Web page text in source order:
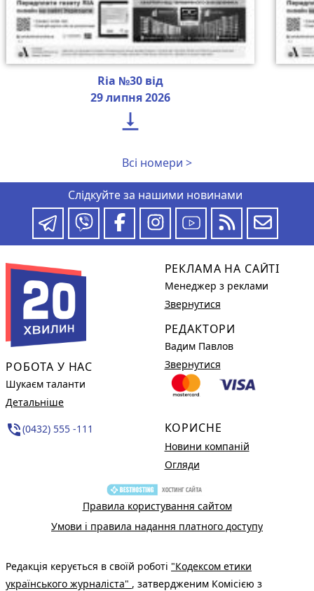
Ria №30 від
29 липня 2026

Всі номери >
Слідкуйте за нашими новинами
РОБОТА У НАС
Шукаєм таланти
Детальніше
phone_in_talk(0432) 555 -111
РЕКЛАМА НА САЙТІ
Менеджер з реклами
Звернутися
РЕДАКТОРИ
Вадим Павлов
Звернутися
КОРИСНЕ
Новини компаній
Огляди
Правила користування сайтом
Умови і правила надання платного доступу
Редакція керується в своїй роботі "Кодексом етики
українського журналіста" , затвердженим Комісією з